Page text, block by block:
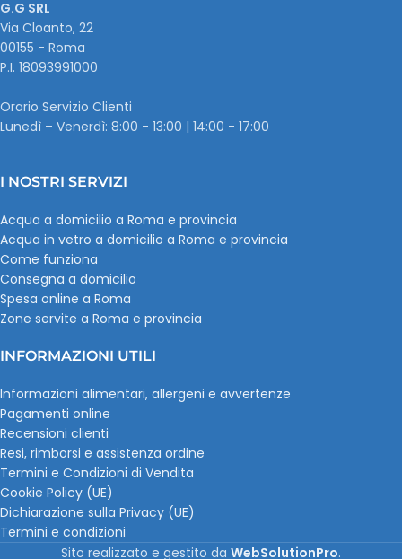
G.G SRL
Via Cloanto, 22
00155 - Roma
P.I. ‭18093991000
Orario Servizio Clienti
Lunedì – Venerdì: 8:00 - 13:00 | 14:00 - 17:00
I NOSTRI SERVIZI
Acqua a domicilio a Roma e provincia
Acqua in vetro a domicilio a Roma e provincia
Come funziona
Consegna a domicilio
Spesa online a Roma
Zone servite a Roma e provincia
INFORMAZIONI UTILI
Informazioni alimentari, allergeni e avvertenze
Pagamenti online
Recensioni clienti
Resi, rimborsi e assistenza ordine
Termini e Condizioni di Vendita
Cookie Policy (UE)
Dichiarazione sulla Privacy (UE)
Termini e condizioni
Sito realizzato e gestito da WebSolutionPro.